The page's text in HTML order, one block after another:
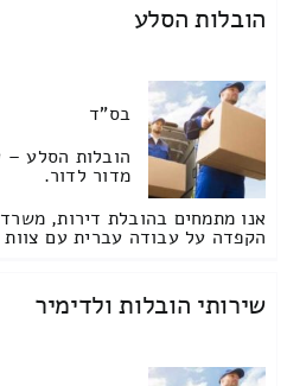
הובלות הסלע
בס"ד
הובלות הסלע –
מדור לדור.
אנו מתמחים בהובלת דירות,
הקפדה על עבודה עברית עם
שירותי הובלות ולדימיר